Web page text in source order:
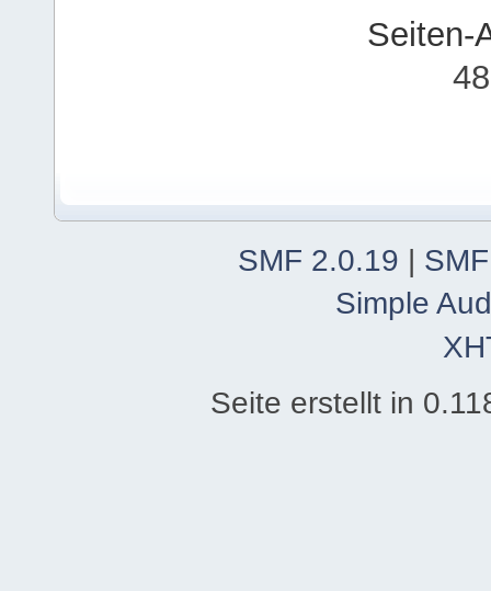
Seiten-
SMF 2.0.19 |
Simple
Seite erstellt in